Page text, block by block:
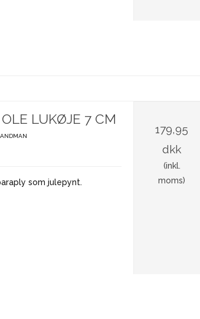
LUKØJE 7 CM
som julepynt.
179,95
dkk
(inkl.
moms)